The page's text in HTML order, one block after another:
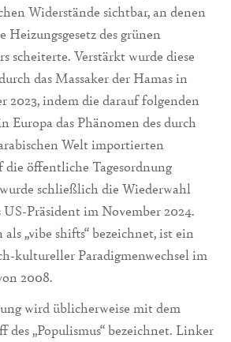
Widerstände sichtbar, an denen
Heizungsgesetz des grünen
scheiterte. Verstärkt wurde diese
das Massaker der Hamas in
2023, indem die darauf folgenden
Europa das Phänomen des durch
Welt importierten
öffentliche Tagesordnung
schließlich die Wiederwahl
Präsident im November 2024.
„vibe shifts“ bezeichnet, ist ein
kultureller Paradigmenwechsel im
2008.
wird üblicherweise mit dem
des „Populismus“ bezeichnet. Linker